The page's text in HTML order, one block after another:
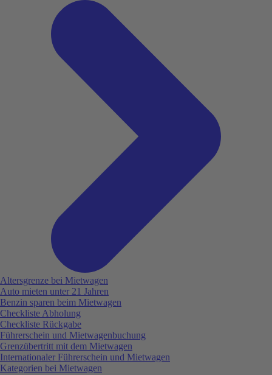
Altersgrenze bei Mietwagen
Auto mieten unter 21 Jahren
Benzin sparen beim Mietwagen
Checkliste Abholung
Checkliste Rückgabe
Führerschein und Mietwagenbuchung
Grenzübertritt mit dem Mietwagen
Internationaler Führerschein und Mietwagen
Kategorien bei Mietwagen